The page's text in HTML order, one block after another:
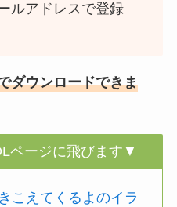
ルアドレスで登録
ダウンロードできま
ページに飛びます▼
こえてくるよのイラ